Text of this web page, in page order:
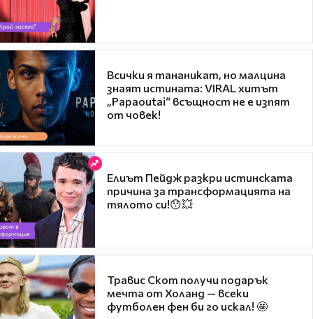
Всички я тананикат, но малцина
знаят истината: VIRAL хитът
„Papaoutai“ всъщност не е изпят
от човек!
Елиът Пейдж разкри истинската
причина за трансформацията на
тялото си!😯💥
Травис Скот получи подарък
мечта от Холанд — всеки
футболен фен би го искал! 🤩